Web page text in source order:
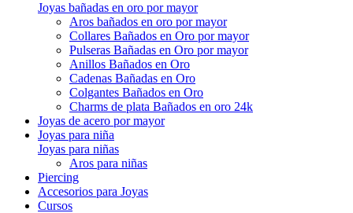
Joyas bañadas en oro por mayor
Aros bañados en oro por mayor
Collares Bañados en Oro por mayor
Pulseras Bañadas en Oro por mayor
Anillos Bañados en Oro
Cadenas Bañadas en Oro
Colgantes Bañados en Oro
Charms de plata Bañados en oro 24k
Joyas de acero por mayor
Joyas para niña
Joyas para niñas
Aros para niñas
Piercing
Accesorios para Joyas
Cursos